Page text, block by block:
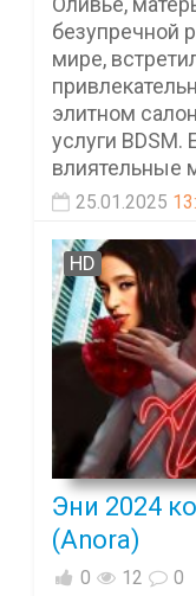
безупречной
мире,
элитном
услуги
влиятельные
25.01.2025
HD
Эни 2024
(Anora)
0 12 0